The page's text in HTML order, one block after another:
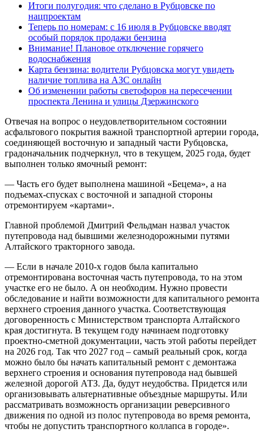
Итоги полугодия: что сделано в Рубцовске по
нацпроектам
Теперь по номерам: с 16 июля в Рубцовске вводят
особый порядок продажи бензина
Внимание! Плановое отключение горячего
водоснабжения
Карта бензина: водители Рубцовска могут увидеть
наличие топлива на АЗС онлайн
Об изменении работы светофоров на пересечении
проспекта Ленина и улицы Дзержинского
Отвечая на вопрос о неудовлетворительном состоянии
асфальтового покрытия важной транспортной артерии города,
соединяющей восточную и западный части Рубцовска,
градоначальник подчеркнул, что в текущем, 2025 года, будет
выполнен только ямочный ремонт:
— Часть его будет выполнена машиной «Бецема», а на
подъемах-спусках с восточной и западной стороны
отремонтируем «картами».
Главной проблемой Дмитрий Фельдман назвал участок
путепровода над бывшими железнодорожными путями
Алтайского тракторного завода.
— Если в начале 2010-х годов была капитально
отремонтирована восточная часть путепровода, то на этом
участке его не было. А он необходим. Нужно провести
обследование и найти возможности для капитального ремонта
верхнего строения данного участка. Соответствующая
договоренность с Министерством транспорта Алтайского
края достигнута. В текущем году начинаем подготовку
проектно-сметной документации, часть этой работы перейдет
на 2026 год. Так что 2027 год – самый реальный срок, когда
можно было бы начать капитальный ремонт с демонтажа
верхнего строения и основания путепровода над бывшей
железной дорогой АТЗ. Да, будут неудобства. Придется или
организовывать альтернативные объездные маршруты. Или
рассматривать возможность организации реверсивного
движения по одной из полос путепровода во время ремонта,
чтобы не допустить транспортного коллапса в городе».